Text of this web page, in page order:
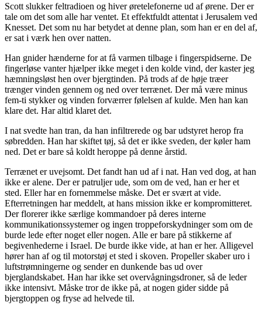
Scott slukker feltradioen og hiver øretelefonerne ud af ørene. Der er
tale om det som alle har ventet. Et effektfuldt attentat i Jerusalem ved
Knesset. Det som nu har betydet at denne plan, som han er en del af,
er sat i værk hen over natten.
Han gnider hænderne for at få varmen tilbage i fingerspidserne. De
fingerløse vanter hjælper ikke meget i den kolde vind, der kaster jeg
hæmningsløst hen over bjergtinden. På trods af de høje træer
trænger vinden gennem og ned over terrænet. Der må være minus
fem-ti stykker og vinden forværrer følelsen af kulde. Men han kan
klare det. Har altid klaret det.
I nat svedte han tran, da han infiltrerede og bar udstyret herop fra
søbredden. Han har skiftet tøj, så det er ikke sveden, der køler ham
ned. Det er bare så koldt heroppe på denne årstid.
Terrænet er uvejsomt. Det fandt han ud af i nat. Han ved dog, at han
ikke er alene. Der er patruljer ude, som om de ved, han er her et
sted. Eller har en fornemmelse måske. Det er svært at vide.
Efterretningen har meddelt, at hans mission ikke er kompromitteret.
Der florerer ikke særlige kommandoer på deres interne
kommunikationssystemer og ingen troppeforskydninger som om de
burde lede efter noget eller nogen. Alle er bare på stikkerne af
begivenhederne i Israel. De burde ikke vide, at han er her. Alligevel
hører han af og til motorstøj et sted i skoven. Propeller skaber uro i
luftstrømningerne og sender en dunkende bas ud over
bjerglandskabet. Han har ikke set overvågningsdroner, så de leder
ikke intensivt. Måske tror de ikke på, at nogen gider sidde på
bjergtoppen og fryse ad helvede til.